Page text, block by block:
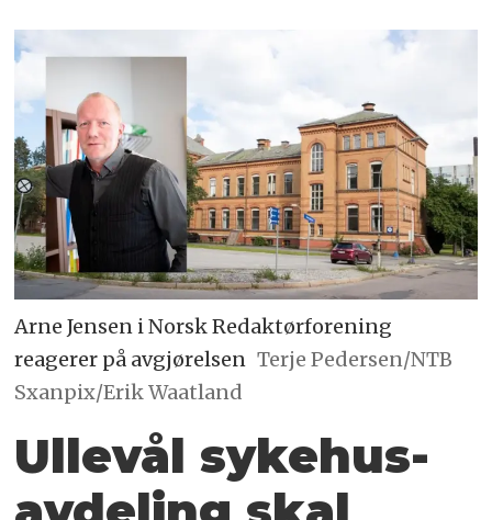
Arne Jensen i Norsk Redaktørforening
reagerer på avgjørelsen Terje Pedersen/NTB
Sxanpix/Erik Waatland
Ullevål sykehus-